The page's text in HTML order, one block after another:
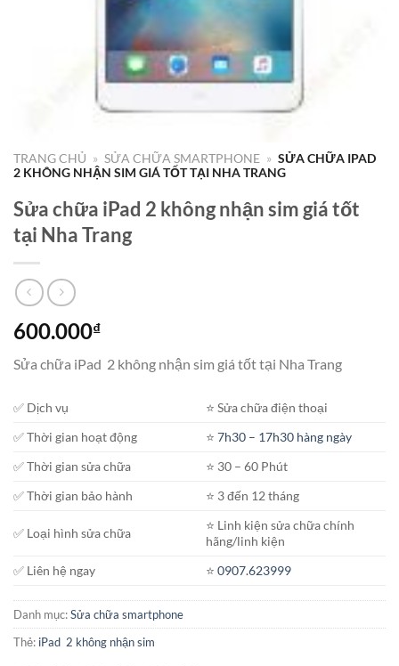
TRANG CHỦ » SỬA CHỮA SMARTPHONE » SỬA CHỮA IPAD
2 KHÔNG NHẬN SIM GIÁ TỐT TẠI NHA TRANG
Sửa chữa iPad 2 không nhận sim giá tốt
tại Nha Trang
600.000₫
Sửa chữa iPad 2 không nhận sim giá tốt tại Nha Trang
✅ Dịch vụ
⭐️ Sửa chữa điện thoại
✅ Thời gian hoạt động
⭐️7h30 – 17h30 hàng ngày
✅ Thời gian sửa chữa
⭐️ 30 – 60 Phút
✅ Thời gian bảo hành
⭐️ 3 đến 12 tháng
✅ Loại hình sửa chữa
⭐️ Linh kiện sửa chữa chính
hãng/linh kiện
✅ Liên hệ ngay
⭐️0907.623999
Danh mục:Sửa chữa smartphone
Thẻ: iPad 2 không nhận sim